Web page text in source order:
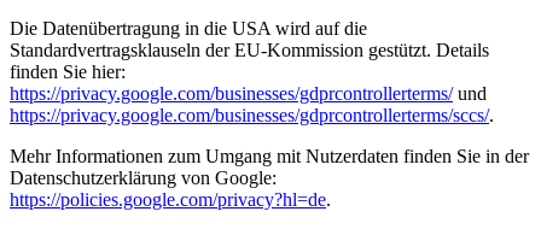
Die Datenübertragung in die USA wird auf die
Standardvertragsklauseln der EU-Kommission gestützt. Details
finden Sie hier:
https://privacy.google.com/businesses/gdprcontrollerterms/und
https://privacy.google.com/businesses/gdprcontrollerterms/sccs/.
Mehr Informationen zum Umgang mit Nutzerdaten finden Sie in der
Datenschutzerklärung von Google:
https://policies.google.com/privacy?hl=de.